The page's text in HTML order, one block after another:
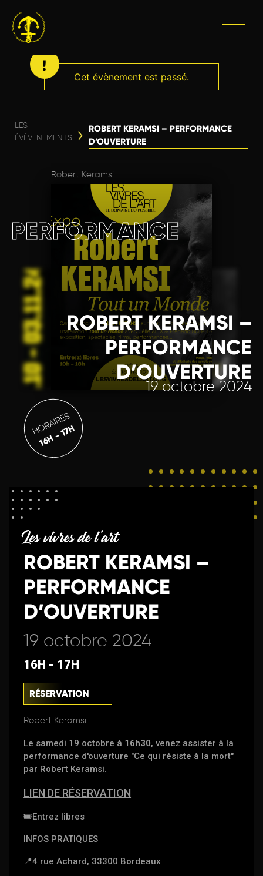
Cet évènement est passé.
LES
ÉVÈVENEMENTS
ROBERT KERAMSI – PERFORMANCE
D’OUVERTURE
Robert Keramsi
ROBERT KERAMSI –
PERFORMANCE
D’OUVERTURE
19 octobre 2024
PERFORMANCE
HORAIRES
16H - 17H
Les vivres de l'art
ROBERT KERAMSI –
PERFORMANCE
D’OUVERTURE
19 octobre 2024
16H - 17H
RÉSERVATION
Robert Keramsi
Le samedi 19 octobre à 16h30, venez assister à la
performance d'ouverture "Ce qui résiste à la mort"
par Robert Keramsi.
LIEN DE RÉSERVATION
🎟Entrez libres
INFOS PRATIQUES
📍4 rue Achard, 33300 Bordeaux